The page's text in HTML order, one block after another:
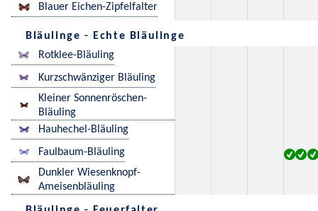
Blauer Eichen-Zipfelfalter
Bläulinge - Echte Bläulinge
Rotklee-Bläuling
Kurzschwänziger Bläuling
Kleiner Sonnenröschen-
Bläuling
Hauhechel-Bläuling
Faulbaum-Bläuling
Dunkler Wiesenknopf-
Ameisenbläuling